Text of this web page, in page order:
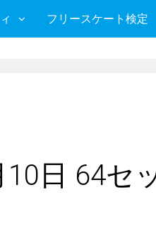
フリースケート検定
日 64セ